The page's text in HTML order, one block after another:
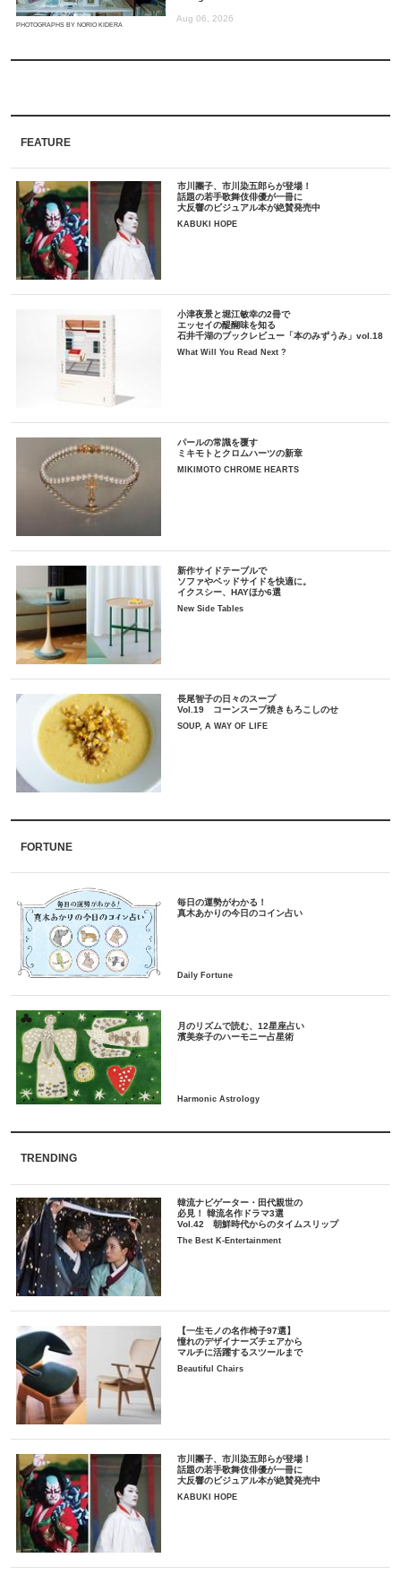
PHOTOGRAPHS BY NORIO KIDERA
Aug 06, 2026
FEATURE
市川團子、市川染五郎らが登場！
話題の若手歌舞伎俳優が一冊に
大反響のビジュアル本が絶賛発売中
KABUKI HOPE
小津夜景と堀江敏幸の2冊で
エッセイの醍醐味を知る
石井千湖のブックレビュー「本のみずうみ」vol.18
What Will You Read Next ?
パールの常識を覆す
ミキモトとクロムハーツの新章
MIKIMOTO CHROME HEARTS
新作サイドテーブルで
ソファやベッドサイドを快適に。
イクスシー、HAYほか6選
New Side Tables
長尾智子の日々のスープ
Vol.19 コーンスープ焼きもろこしのせ
SOUP, A WAY OF LIFE
FORTUNE
毎日の運勢がわかる！
月のリズムで読む、12星座占い
TRENDING
韓流ナビゲーター・田代親世の
必見！ 韓流名作ドラマ3選
Vol.42 朝鮮時代からのタイムスリップ
The Best K-Entertainment
【一生モノの名作椅子97選】
憧れのデザイナーズチェアから
マルチに活躍するスツールまで
Beautiful Chairs
市川團子、市川染五郎らが登場！
話題の若手歌舞伎俳優が一冊に
大反響のビジュアル本が絶賛発売中
KABUKI HOPE